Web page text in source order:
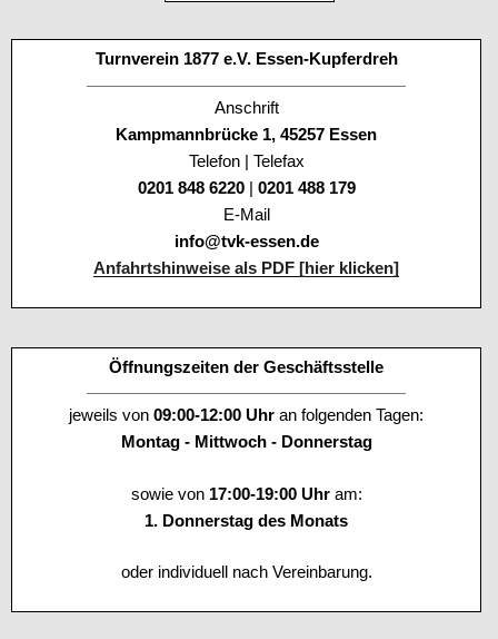
Turnverein 1877 e.V. Essen-Kupferdreh
Anschrift
Kampmannbrücke 1, 45257 Essen
Telefon | Telefax
0201 848 6220 | 0201 488 179
E-Mail
info@tvk-essen.de
Anfahrtshinweise als PDF [hier klicken]
Öffnungszeiten der Geschäftsstelle
jeweils von 09:00-12:00 Uhr an folgenden Tagen:
Montag - Mittwoch - Donnerstag
sowie von 17:00-19:00 Uhram:
1. Donnerstag des Monats
oder individuell nach Vereinbarung.